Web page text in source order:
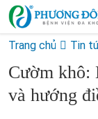
Trang chủ Tin
Cườm khô:
và hướng